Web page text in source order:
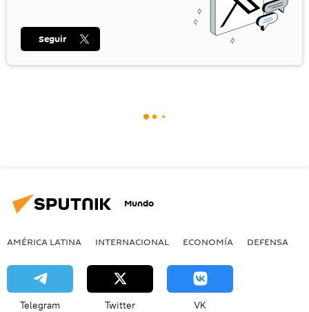
Seguir
Mundo
AMÉRICA LATINA INTERNACIONAL ECONOMÍA DEFENSA
Telegram Twitter VK